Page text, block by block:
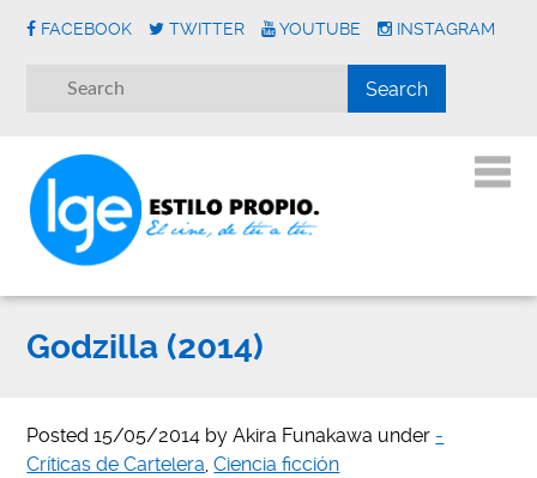
FACEBOOK TWITTER YOUTUBE INSTAGRAM
Godzilla (2014)
Posted15/05/2014 byAkira Funakawa under -
Críticas de Cartelera,Ciencia ficción